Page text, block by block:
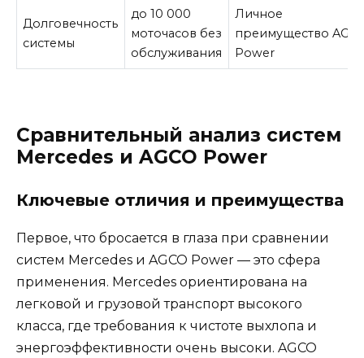
Долговечность
системы
до 10 000
моточасов без
обслуживания
Личное
преимущество
Power
Сравнительный анализ систем
Mercedes и AGCO Power
Ключевые отличия и преимущества
Первое, что бросается в глаза при сравнении
систем Mercedes и AGCO Power — это сфера
применения. Mercedes ориентирована на
легковой и грузовой транспорт высокого
класса, где требования к чистоте выхлопа и
энергоэффективности очень высоки. AGCO